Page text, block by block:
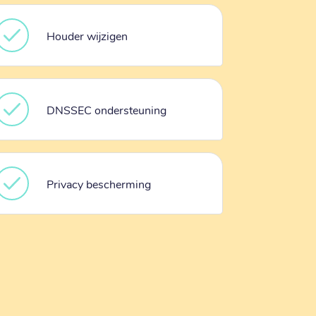
Houder wijzigen
DNSSEC ondersteuning
Privacy bescherming